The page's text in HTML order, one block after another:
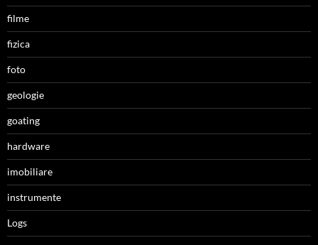
filme
fizica
foto
geologie
goating
hardware
imobiliare
instrumente
Logs